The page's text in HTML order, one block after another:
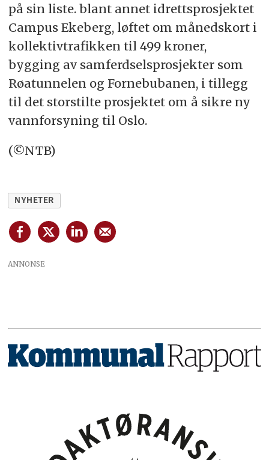
på sin liste. blant annet idrettsprosjektet
Campus Ekeberg, løftet om månedskort i
kollektivtrafikken til 499 kroner,
bygging av samferdselsprosjekter som
Røatunnelen og Fornebubanen, i tillegg
til det storstilte prosjektet om å sikre ny
vannforsyning til Oslo.
(©NTB)
NYHETER
ANNONSE